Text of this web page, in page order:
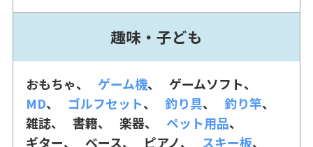
趣味・子ども
おもちゃ ゲーム機
ゲームソフト
MD
ゴルフセット 釣り具
釣り竿
雑誌
書籍 楽器
ペット用品
ギター
ベース ピアノ スキー板